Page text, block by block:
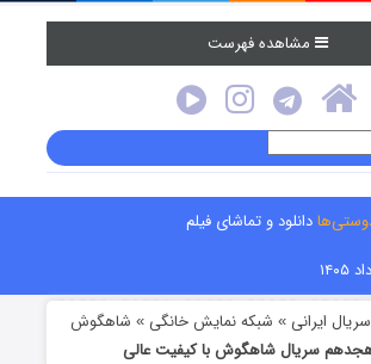
مشاهده فهرست
دانلود و تماشای فیلم
ایرانی » شبکه نمایش خانگی » شاهگوش
سریال شاهگوش با کیفیت عالی